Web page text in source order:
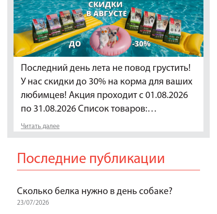
Последний день лета не повод грустить!
У нас скидки до 30% на корма для ваших
любимцев! Акция проходит с 01.08.2026
по 31.08.2026 Список товаров:…
Читать далее
Последние публикации
Сколько белка нужно в день собаке?
23/07/2026